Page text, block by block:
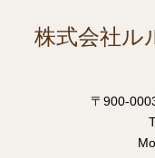
株式会社ル
〒900-